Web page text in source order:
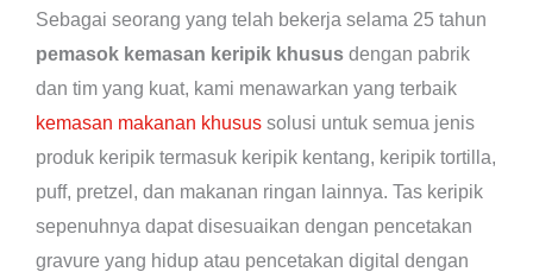
Sebagai seorang yang telah bekerja selama 25 tahun
pemasok kemasan keripik khusus dengan pabrik
dan tim yang kuat, kami menawarkan yang terbaik
kemasan makanan khusus solusi untuk semua jenis
produk keripik termasuk keripik kentang, keripik tortilla,
puff, pretzel, dan makanan ringan lainnya. Tas keripik
sepenuhnya dapat disesuaikan dengan pencetakan
gravure yang hidup atau pencetakan digital dengan